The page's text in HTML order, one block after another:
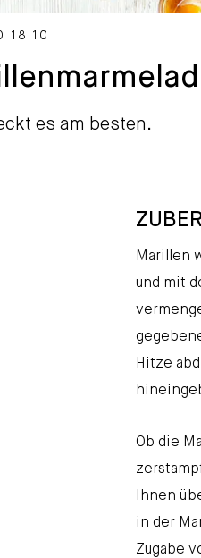
18:10
es am besten.
Marillen
und mit
Hitze
Ob die
Ihnen
in der
Zugabe